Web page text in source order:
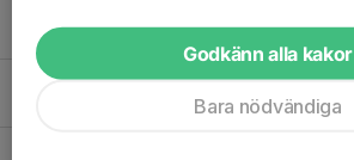
19:00-20:00
Tor 3/9 Träning - Dam
Bergshamra IP
Godkänn alla kakor
Bara nödvändiga